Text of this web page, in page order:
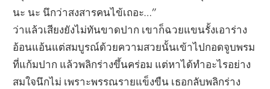
นะ นะ นึกว่าสงสารคนไข้เถอะ…”
ว่าแล้วเสียงยังไม่ทันขาดปาก เขาก็ฉวยแขนรั้งเอาร่าง
อ้อนแอ้นแต่สมบูรณ์ด้วยความสวยนั้นเข้าไปกอดจูบพรม
ที่แก้มปาก แล้วพลิกร่างขึ้นคร่อม แต่หาได้ทำอะไรอย่าง
สมใจนึกไม่ เพราะพรรณรายแข็งขืน เธอกลับพลิกร่าง